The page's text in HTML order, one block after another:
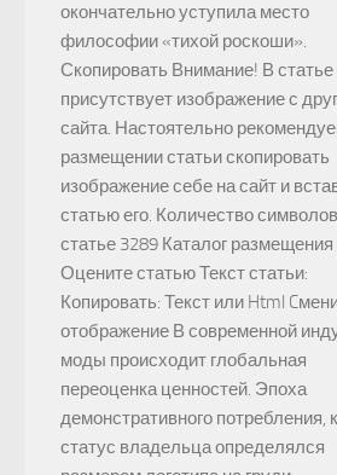
окончательно уступила место
философии «тихой роскоши».
Скопировать Внимание! В статье
присутствует изображение с
сайта. Настоятельно
размещении статьи скопировать
изображение себе на сайт и
статью его. Количество
статье 3289 Каталог
Оцените статью Текст статьи:
Копировать: Текст или Html
отображение В современной
моды происходит глобальная
переоценка ценностей. Эпоха
демонстративного потребления,
статус владельца определялся